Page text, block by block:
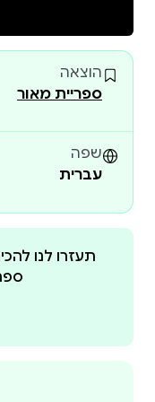
הערך המוסף שלכם:
"אתגר לילדים ו
כלים רגשיים
מעניק לכם ולהם
סיפוקים, התחשבות
זמן איכות משפחתי:
הצטרפו לג'יג'י
טובים באמת
הוצאה
ספריית מאור
שפה
עברית
תעזרו לנו